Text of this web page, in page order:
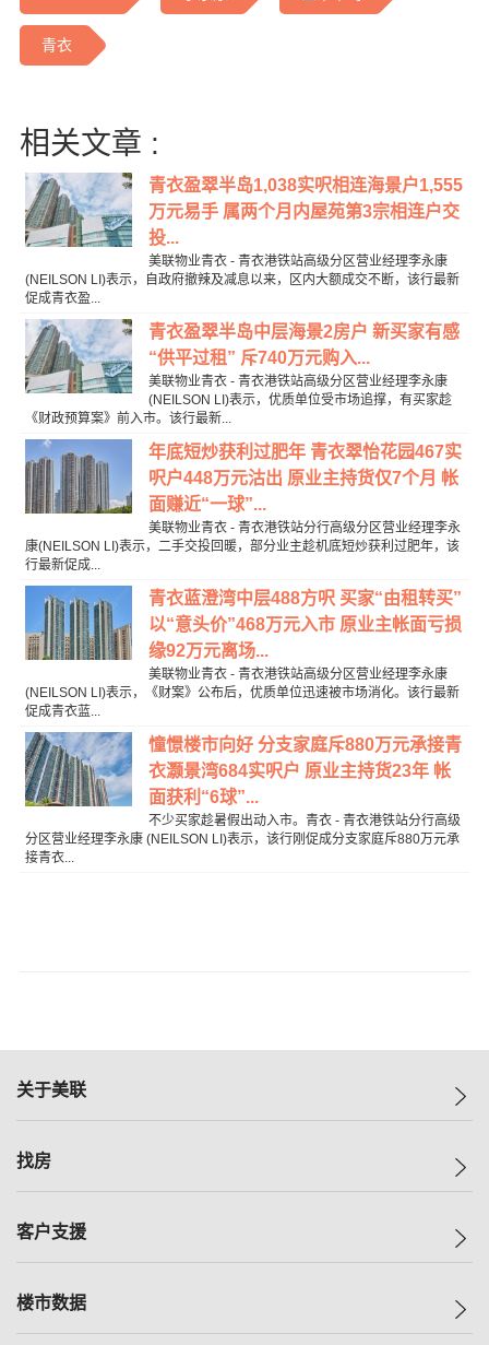
青衣
相关文章 :
青衣盈翠半岛1,038实呎相连海景户1,555
万元易手 属两个月内屋苑第3宗相连户交
投...
美联物业青衣 - 青衣港铁站高级分区营业经理李永康
(NEILSON LI)表示，自政府撤辣及减息以来，区内大额成交不断，该行最新
促成青衣盈...
青衣盈翠半岛中层海景2房户 新买家有感
“供平过租” 斥740万元购入...
美联物业青衣 - 青衣港铁站高级分区营业经理李永康
(NEILSON LI)表示，优质单位受市场追撑，有买家趁
《财政预算案》前入市。该行最新...
年底短炒获利过肥年 青衣翠怡花园467实
呎户448万元沽出 原业主持货仅7个月 帐
面赚近“一球”...
美联物业青衣 - 青衣港铁站分行高级分区营业经理李永
康(NEILSON LI)表示，二手交投回暖，部分业主趁机底短炒获利过肥年，该
行最新促成...
青衣蓝澄湾中层488方呎 买家“由租转买”
以“意头价”468万元入市 原业主帐面亏损
缘92万元离场...
美联物业青衣 - 青衣港铁站高级分区营业经理李永康
(NEILSON LI)表示，《财案》公布后，优质单位迅速被市场消化。该行最新
促成青衣蓝...
憧憬楼市向好 分支家庭斥880万元承接青
衣灏景湾684实呎户 原业主持货23年 帐
面获利“6球”...
不少买家趁暑假出动入市。青衣 - 青衣港铁站分行高级
分区营业经理李永康 (NEILSON LI)表示，该行刚促成分支家庭斥880万元承
接青衣...
关于美联
美联集团
人才招募
找房
一手新房
减价
客户支援
自助放盘
楼市数据